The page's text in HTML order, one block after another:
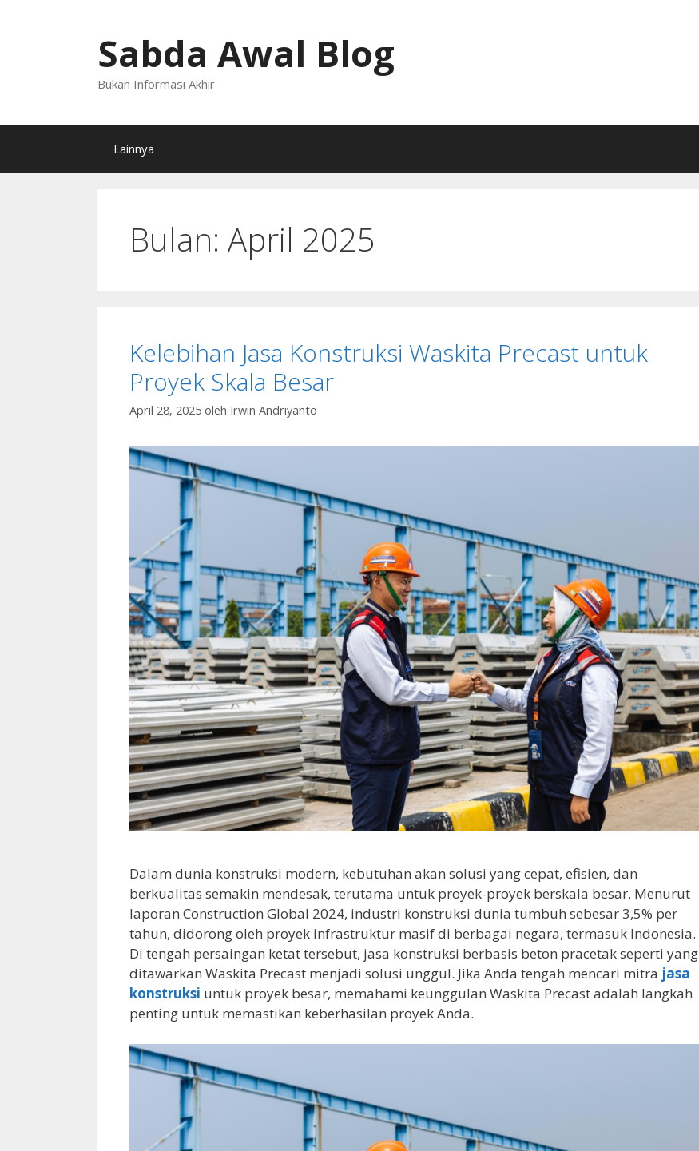
Sabda Awal Blog
Bukan Informasi Akhir
Lainnya
Bulan: April 2025
Kelebihan Jasa Konstruksi Waskita Precast untuk
Proyek Skala Besar
April 28, 2025 oleh Irwin Andriyanto
Dalam dunia konstruksi modern, kebutuhan akan solusi yang cepat, efisien, dan
berkualitas semakin mendesak, terutama untuk proyek-proyek berskala besar. Menurut
laporan Construction Global 2024, industri konstruksi dunia tumbuh sebesar 3,5% per
tahun, didorong oleh proyek infrastruktur masif di berbagai negara, termasuk Indonesia.
Di tengah persaingan ketat tersebut, jasa konstruksi berbasis beton pracetak seperti yang
ditawarkan Waskita Precast menjadi solusi unggul. Jika Anda tengah mencari mitra jasa
konstruksi untuk proyek besar, memahami keunggulan Waskita Precast adalah langkah
penting untuk memastikan keberhasilan proyek Anda.